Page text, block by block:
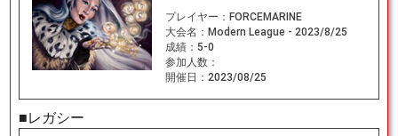
プレイヤー： FORCEMARINE
大会名： Modern League - 2023/8/25
成績： 5-0
参加人数：
開催日： 2023/08/25
■レガシー